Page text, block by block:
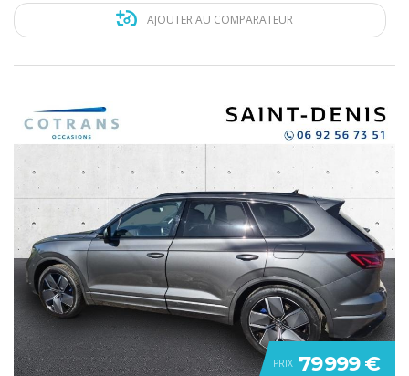
AJOUTER AU COMPARATEUR
PRIX 79 999 €